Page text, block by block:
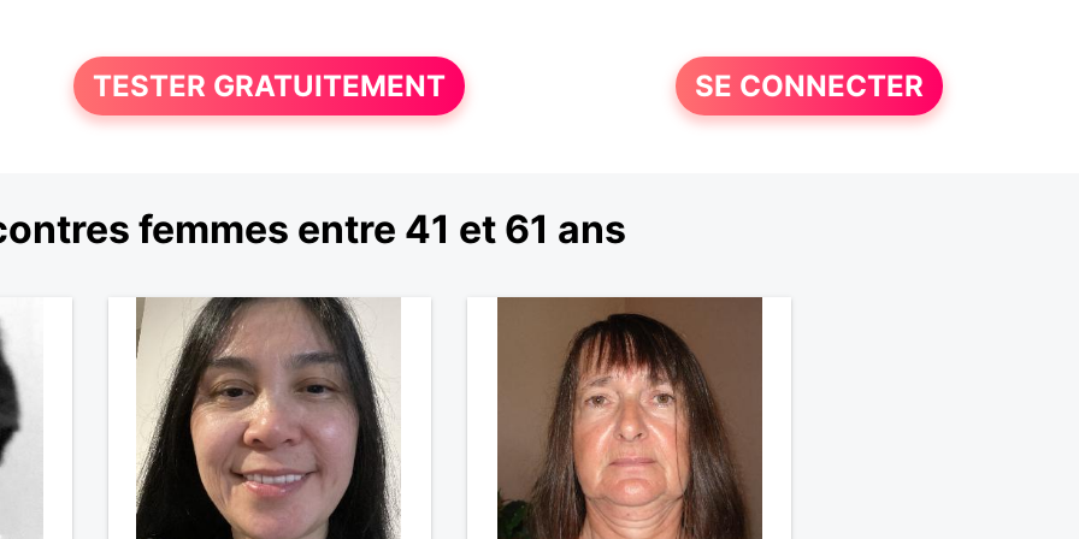
TESTER GRATUITEMENT SE CONNECTER
femmes entre 41 et 61 ans